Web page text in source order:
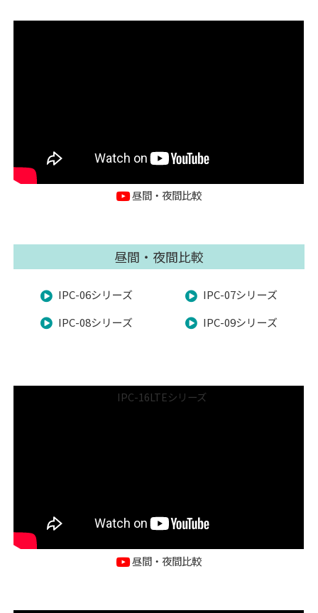
昼間・夜間比較
昼間・夜間比較
IPC-06シリーズ
IPC-07シリーズ
IPC-08シリーズ
IPC-09シリーズ
IPC-16LTEシリーズ
昼間・夜間比較